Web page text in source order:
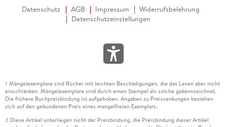
Datenschutz AGB Impressum
Widerrufsbelehrung
Datenschutzeinstellungen
1 Mängelexemplare sind Bücher mit leichten Beschädigungen, die das Lesen aber nicht
einschränken. Mängelexemplare sind durch einen Stempel als solche gekennzeichnet.
Die frühere Buchpreisbindung ist aufgehoben. Angaben zu Preissenkungen beziehen
sich auf den gebundenen Preis eines mangelfreien Exemplars.
2 Diese Artikel unterliegen nicht der Preisbindung, die Preisbindung dieser Artikel